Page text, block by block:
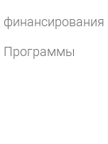
финансирования
Программы